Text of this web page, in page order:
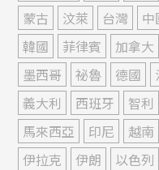
蒙古
汶萊 台灣 中
韓國
菲律賓 加拿大
墨西哥
祕魯 德國
義大利
西班牙 智利
馬來西亞
印尼 越南
伊拉克
伊朗 以色列